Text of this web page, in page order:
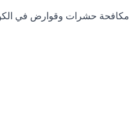
مكافحة حشرات وقوارض في